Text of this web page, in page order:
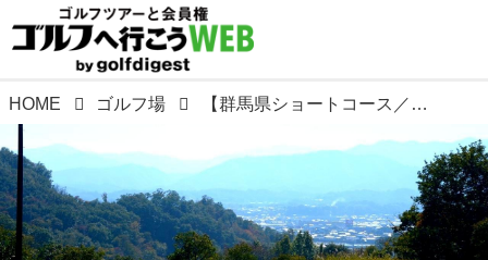
HOME ゴルフ場 【群馬県ショートコース／サンコー72カントリークラブ】本コースを回った後の復習ラウンドにうってつけ